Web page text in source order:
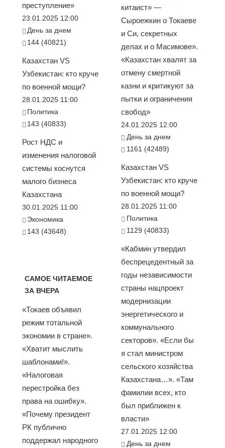
преступление»
23.01.2025 12:00
День за днем
144 (40821)
Казахстан VS
Узбекистан: кто круче
по военной мощи?
28.01.2025 11:00
Политика
143 (40833)
Рост НДС и
изменения налоговой
системы коснутся
малого бизнеса
Казахстана
30.01.2025 11:00
Экономика
143 (43648)
САМОЕ ЧИТАЕМОЕ
ЗА ВЧЕРА
«Токаев объявил
режим тотальной
экономии в стране».
«Хватит мыслить
шаблонами!».
«Налоговая
перестройка без
права на ошибку».
«Почему президент
РК публично
поддержал народного
китаист» —
Сыроежкин о Токаеве
и Си, секретных
делах и о Масимове».
«Казахстан хвалят за
отмену смертной
казни и критикуют за
пытки и ограничения
свобод»
24.01.2025 12:00
День за днем
1161 (42489)
Казахстан VS
Узбекистан: кто круче
по военной мощи?
28.01.2025 11:00
Политика
1129 (40833)
«Кабмин утвердил
беспрецедентный за
годы независимости
страны нацпроект
модернизации
энергетического и
коммунального
секторов». «Если бы
я стал министром
сельского хозяйства
Казахстана…». «Там
фамилии всех, кто
был приближен к
власти»
27.01.2025 12:00
День за днем